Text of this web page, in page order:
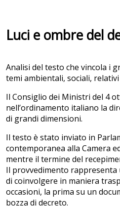
Luci e ombre del
Analisi del testo che vincola i
temi ambientali, sociali,
Il Consiglio dei Ministri del 4
nell’ordinamento italiano la
di grandi dimensioni.
Il testo è stato inviato in
contemporanea alla Camera
mentre il termine del
Il provvedimento rappresenta
di coinvolgere in maniera
occasioni, la prima su un
bozza di decreto.